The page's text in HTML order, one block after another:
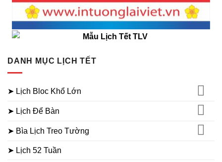
DANH MỤC LỊCH TẾT
➤ Lịch Bloc Khổ Lớn
➤ Lịch Để Bàn
➤ Bìa Lịch Treo Tường
➤ Lịch 52 Tuần